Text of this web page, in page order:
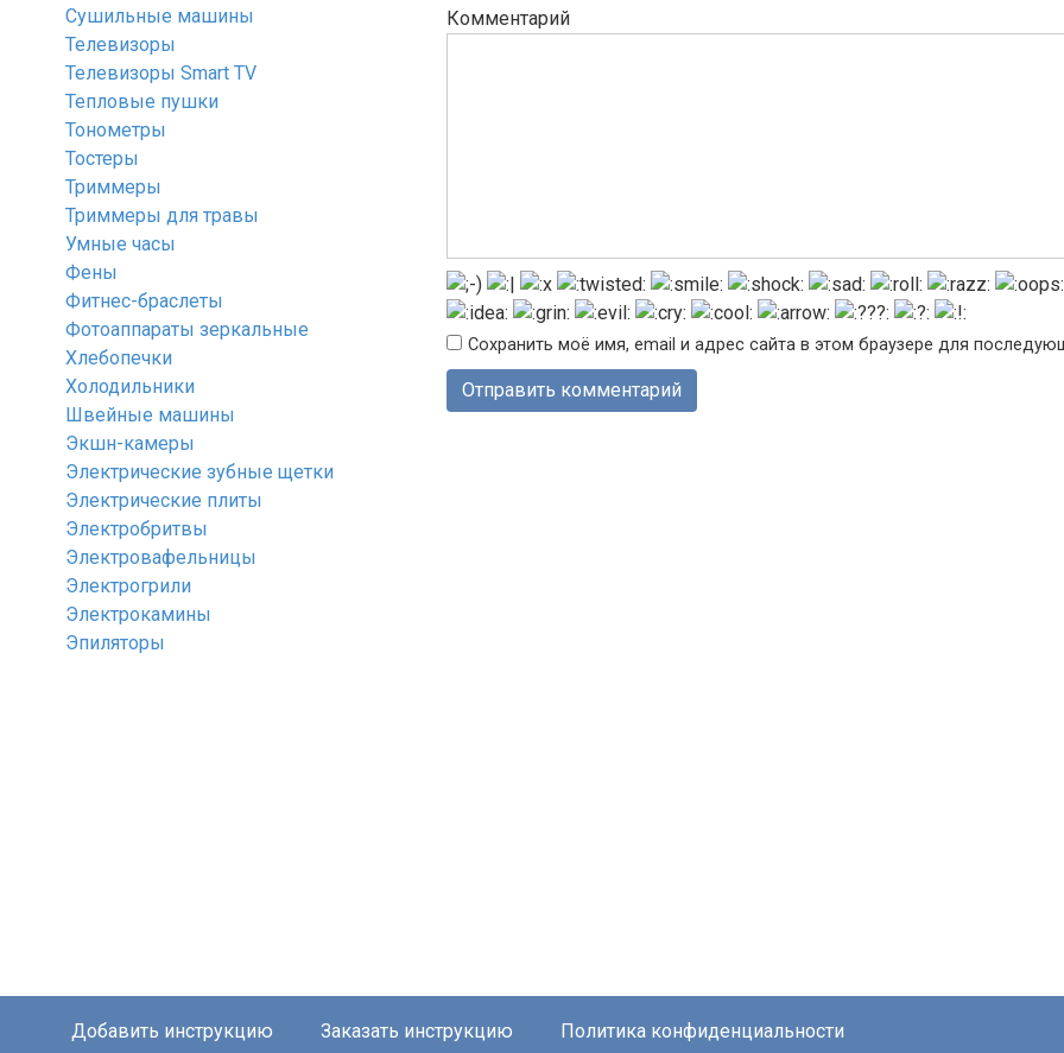
Комментарий
Сохранить моё имя, email и адрес сайта в этом браузере для
Сушильные машины
Телевизоры
Телевизоры Smart TV
Тепловые пушки
Тонометры
Тостеры
Триммеры
Триммеры для травы
Умные часы
Фены
Фитнес-браслеты
Фотоаппараты зеркальные
Хлебопечки
Холодильники
Швейные машины
Экшн-камеры
Электрические зубные щетки
Электрические плиты
Электробритвы
Электровафельницы
Электрогрили
Электрокамины
Эпиляторы
Добавить инструкцию Заказать инструкцию Политика конфиденциальности